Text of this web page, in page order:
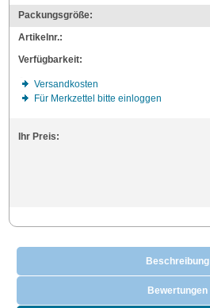
Packungsgröße:
Artikelnr.:
Verfügbarkeit:
Versandkosten
Für Merkzettel bitte einloggen
Ihr Preis:
Beschreibung
Bewertungen